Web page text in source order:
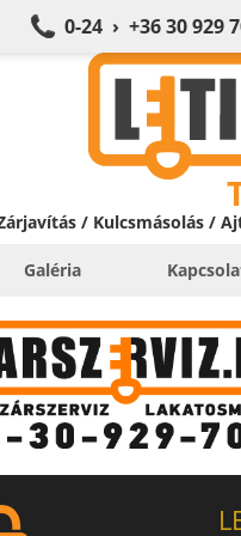
0-24 › +36 30 929
/ Kulcsmásolás /
Galéria